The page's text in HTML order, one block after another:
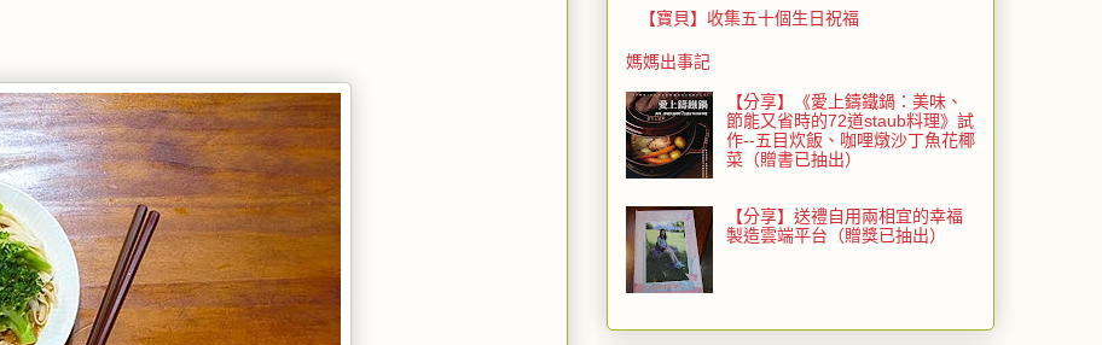
【寶貝】收集五十個生日祝福
媽媽出事記
【分享】《愛上鑄鐵鍋：美味、
節能又省時的72道staub料理》試
作--五目炊飯、咖哩燉沙丁魚花椰
菜（贈書已抽出）
【分享】送禮自用兩相宜的幸福
製造雲端平台（贈獎已抽出）